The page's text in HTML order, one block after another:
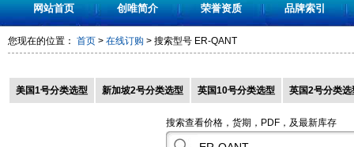
网站首页 创唯简介 荣誉资质 品牌索引
您现在的位置： 首页 > 在线订购 > 搜索型号 ER-QANT
美国1号分类选型 新加坡2号分类选型 英国10号分类选型 英国2号分类选
搜索查看价格，货期，PDF，及最新库存